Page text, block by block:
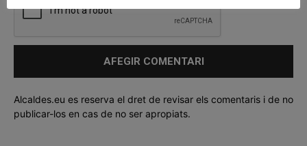
Alcaldes.eu es reserva el dret de revisar els comentaris i de no
publicar-los en cas de no ser apropiats.